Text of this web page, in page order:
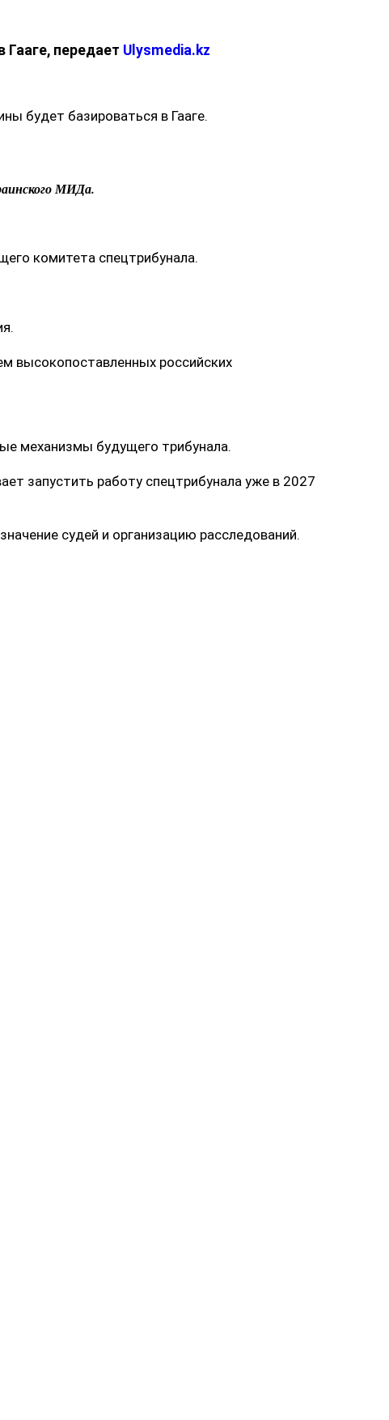
Гааге, передает Ulysmedia.kz
будет базироваться в Гааге.
МИДа.
комитета спецтрибунала.
высокопоставленных российских
механизмы будущего трибунала.
запустить работу спецтрибунала уже в 2027
судей и организацию расследований.